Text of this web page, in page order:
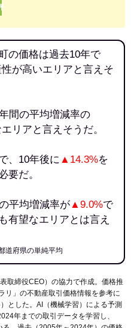
の価格は過去10年で
が高いエリアと言えそ
間の平均増減率の
リアと言えそうだ。
、10年後に▲14.3%を
要だ。
平均増減率が▲9.0%で
有望なエリアとは言え
道府県の単純平均
取締役CEO）の協力で作成。価格推
リ 」の不動産取引価格情報を参考に
とした。AI（機械学習）による予測
年までの取引データを学習し、